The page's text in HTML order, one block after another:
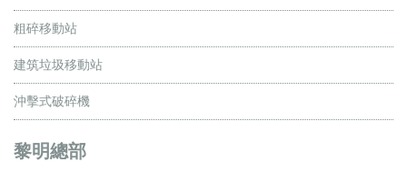
粗碎移動站
建筑垃圾移動站
沖擊式破碎機
黎明總部